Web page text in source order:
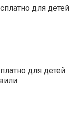
для детей
для детей